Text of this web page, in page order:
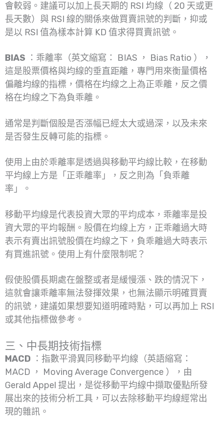
會較弱。建議可以加上長天期的 RSI 均線（ 20 天或更
長天數）與 RSI 線的關係來做買賣訊號的判斷，抑或
是以 RSI 值為樣本計算 KD 值求得買賣訊號。
BIAS ：乖離率（英文縮寫： BIAS ， Bias Ratio ），
這是股票價格與均線的垂直距離，專門用來衡量價格
偏離均線的指標，價格在均線之上為正乖離，反之價
格在均線之下為負乖離。
通常是判斷個股是否漲幅已經太大或過深，以及未來
是否發生反轉可能的指標。
使用上由於乖離率是透過與移動平均線比較，在移動
平均線上方是「正乖離率」，反之則為「負乖離
率」。
移動平均線是代表投資大眾的平均成本，乖離率是投
資大眾的平均報酬。股價在均線上方，正乖離過大時
表示有賣出訊號股價在均線之下，負乖離過大時表示
有買進訊號。使用上有什麼限制呢？
假使股價長期處在盤整或者是緩慢漲、跌的情況下，
這就會讓乖離率無法發揮效果，也無法顯示明確買賣
的訊號，建議如果想要知道明確時點，可以再加上 RSI
或其他指標做參考。
三、中長期技術指標
MACD ：指數平滑異同移動平均線（英語縮寫：
MACD ， Moving Average Convergence ），由
Gerald Appel 提出，是從移動平均線中擷取優點所發
展出來的技術分析工具，可以去除移動平均線經常出
現的雜訊。